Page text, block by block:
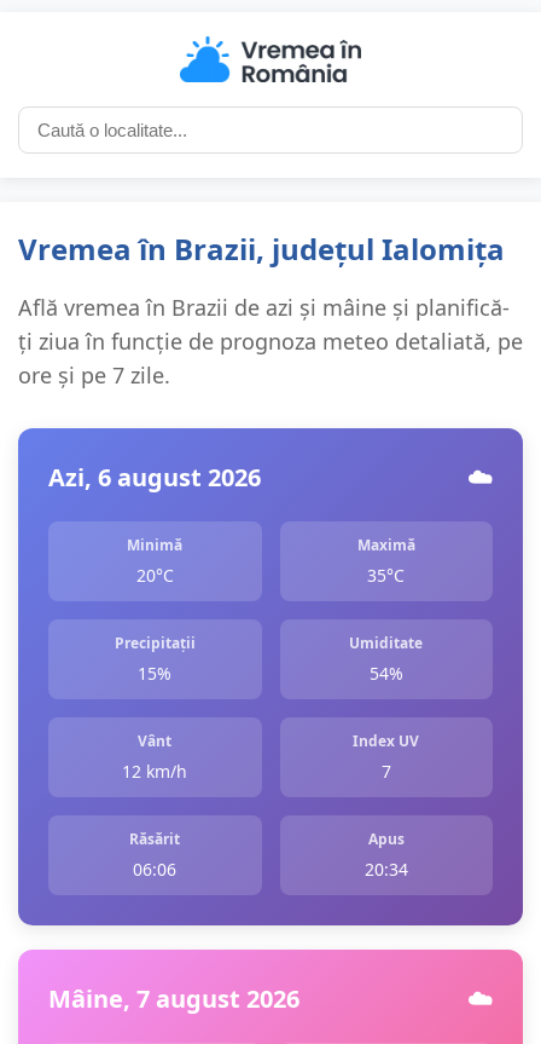
Vremea în Brazii, județul Ialomița
Află vremea în Brazii de azi și mâine și planifică-
ți ziua în funcție de prognoza meteo detaliată, pe
ore și pe 7 zile.
Azi, 6 august 2026 ☁️
Minimă
20°C
Maximă
35°C
Precipitații
15%
Umiditate
54%
Vânt
12 km/h
Index UV
7
Răsărit
06:06
Apus
20:34
Mâine, 7 august 2026 ☁️